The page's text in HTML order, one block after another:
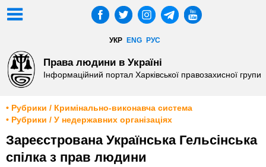
УКР ENG РУС
Права людини в Україні
Інформаційний портал Харківської правозахисної групи
• Рубрики / Кримінально-виконавча система
• Рубрики / У недержавних організаціях
Зареєстрована Українська Гельсінська
спілка з прав людини